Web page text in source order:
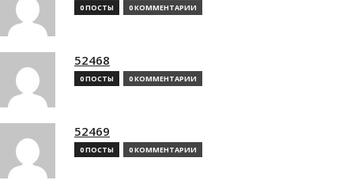
0 ПОСТЫ 0 КОММЕНТАРИИ
52468
0 ПОСТЫ 0 КОММЕНТАРИИ
52469
0 ПОСТЫ 0 КОММЕНТАРИИ